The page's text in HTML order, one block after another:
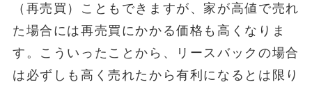
（再売買）こともできますが、家が高値で売れ
た場合には再売買にかかる価格も高くなりま
す。こういったことから、リースバックの場合
は必ずしも高く売れたから有利になるとは限り